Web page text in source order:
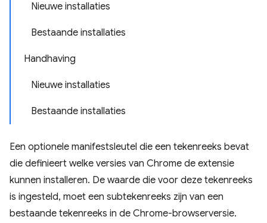
Nieuwe installaties
Bestaande installaties
Handhaving
Nieuwe installaties
Bestaande installaties
Een optionele manifestsleutel die een tekenreeks bevat
die definieert welke versies van Chrome de extensie
kunnen installeren. De waarde die voor deze tekenreeks
is ingesteld, moet een subtekenreeks zijn van een
bestaande tekenreeks in de Chrome-browserversie.